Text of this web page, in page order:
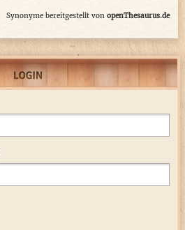
Synonyme bereitgestellt von openThesaurus.de